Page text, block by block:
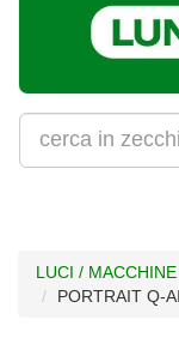
LUCI /
PORTRAIT Q-